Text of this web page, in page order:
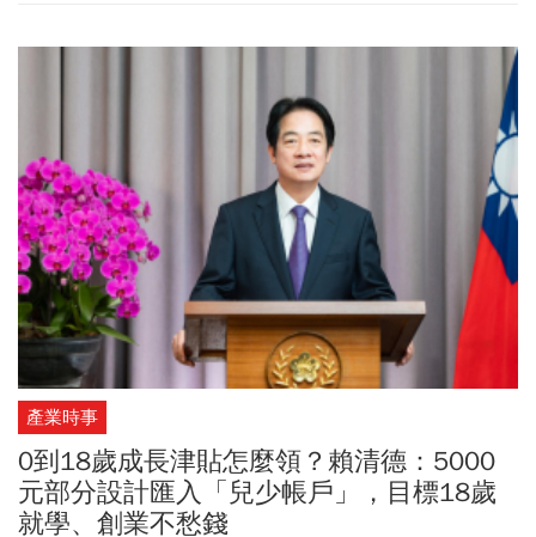
400億元的產值目標就會再往上調。雖然現階段無人機主要供應內需
產業時事
0到18歲成長津貼怎麼領？賴清德：5000
元部分設計匯入「兒少帳戶」，目標18歲
就學、創業不愁錢